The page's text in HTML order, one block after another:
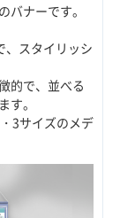
ナーです。
、スタイリッシ
的で、並べる
す。
3サイズのメデ